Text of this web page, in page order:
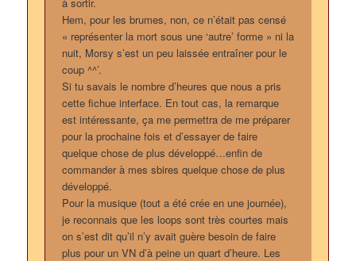
Hem, pour les brumes, non, ce n’était pas censé
« représenter la mort sous une ‘autre’ forme » ni la
nuit, Morsy s’est un peu laissée entraîner pour le
coup ^^’.
Si tu savais le nombre d’heures que nous a pris
cette fichue interface. En tout cas, la remarque
est intéressante, ça me permettra de me préparer
pour la prochaine fois et d’essayer de faire
quelque chose de plus développé…enfin de
commander à mes sbires quelque chose de plus
développé.
Pour la musique (tout a été crée en une journée),
je reconnais que les loops sont très courtes mais
on s’est dit qu’il n’y avait guère besoin de faire
plus pour un VN d’à peine un quart d’heure. Les